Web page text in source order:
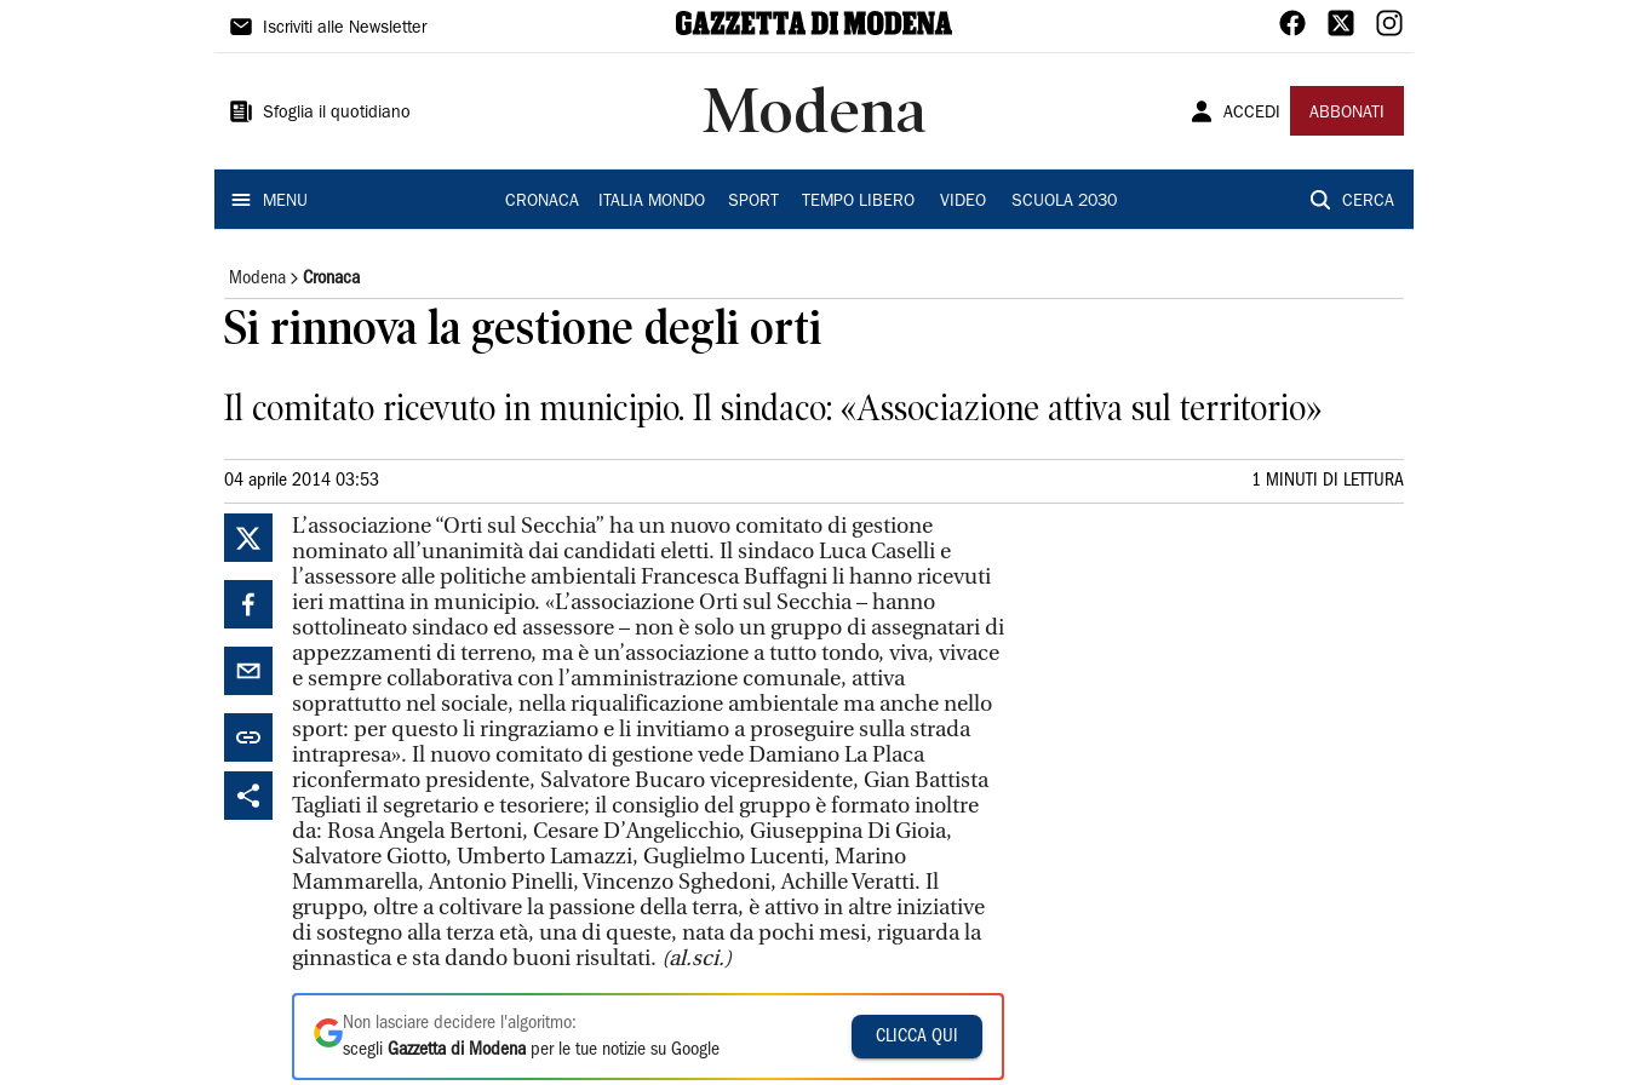
Gazzetta
Modena
Iscriviti alle Newsletter
Sfoglia il quotidiano Modena ACCEDI ABBONATI
MENU CRONACA ITALIA MONDO SPORT TEMPO LIBERO VIDEO SCUOLA 2030 CERCA
Modena Cronaca
Si rinnova la gestione degli orti
Il comitato ricevuto in municipio. Il sindaco: «Associazione attiva sul territorio»
04 aprile 2014 03:53 1 MINUTI DI LETTURA
L’associazione “Orti sul Secchia” ha un nuovo comitato di gestione
nominato all’unanimità dai candidati eletti. Il sindaco Luca Caselli e
l’assessore alle politiche ambientali Francesca Buffagni li hanno ricevuti
ieri mattina in municipio. «L’associazione Orti sul Secchia – hanno
sottolineato sindaco ed assessore – non è solo un gruppo di assegnatari di
appezzamenti di terreno, ma è un’associazione a tutto tondo, viva, vivace
e sempre collaborativa con l’amministrazione comunale, attiva
soprattutto nel sociale, nella riqualificazione ambientale ma anche nello
sport: per questo li ringraziamo e li invitiamo a proseguire sulla strada
intrapresa». Il nuovo comitato di gestione vede Damiano La Placa
riconfermato presidente, Salvatore Bucaro vicepresidente, Gian Battista
Tagliati il segretario e tesoriere; il consiglio del gruppo è formato inoltre
da: Rosa Angela Bertoni, Cesare D’Angelicchio, Giuseppina Di Gioia,
Salvatore Giotto, Umberto Lamazzi, Guglielmo Lucenti, Marino
Mammarella, Antonio Pinelli, Vincenzo Sghedoni, Achille Veratti. Il
gruppo, oltre a coltivare la passione della terra, è attivo in altre iniziative
di sostegno alla terza età, una di queste, nata da pochi mesi, riguarda la
ginnastica e sta dando buoni risultati. (al.sci.)
Non lasciare decidere l'algoritmo:
scegli Gazzetta di Modena per le tue notizie su Google
CLICCA QUI